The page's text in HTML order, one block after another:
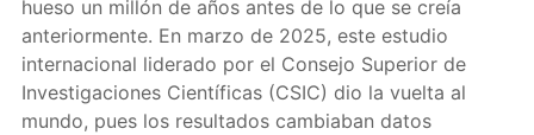
hueso un millón de años antes de lo que se creía
anteriormente. En marzo de 2025, este estudio
internacional liderado por el Consejo Superior de
Investigaciones Científicas (CSIC) dio la vuelta al
mundo, pues los resultados cambiaban datos